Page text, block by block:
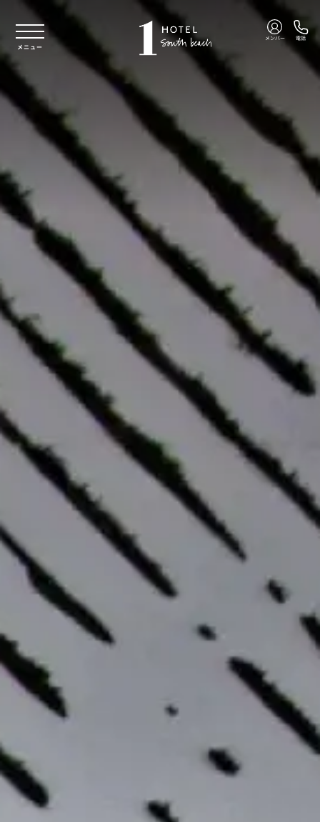
本文へスキップ
メニュー
メンバー 電話